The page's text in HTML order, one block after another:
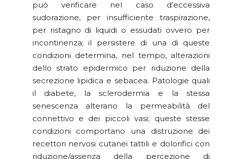
può verificare nel caso d’eccessiva
sudorazione, per insufficiente traspirazione,
per ristagno di liquidi o essudati ovvero per
incontinenza; il persistere di una di queste
condizioni determina, nel tempo, alterazioni
dello strato epidermico per riduzione della
secrezione lipidica e sebacea. Patologie quali
il diabete, la sclerodermia e la stessa
senescenza alterano la permeabilità del
connettivo e dei piccoli vasi; queste stesse
condizioni comportano una distruzione dei
recettori nervosi cutanei tattili e dolorifici con
riduzione/assenza della percezione di